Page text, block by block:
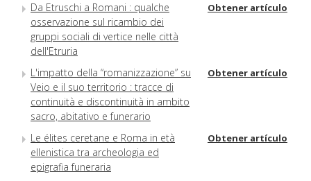
Da Etruschi a Romani : qualche
osservazione sul ricambio dei
gruppi sociali di vertice nelle città
dell'Etruria
Obtener artículo
L'impatto della “romanizzazione” su
Veio e il suo territorio : tracce di
continuità e discontinuità in ambito
sacro, abitativo e funerario
Obtener artículo
Le élites ceretane e Roma in età
ellenistica tra archeologia ed
epigrafia funeraria
Obtener artículo